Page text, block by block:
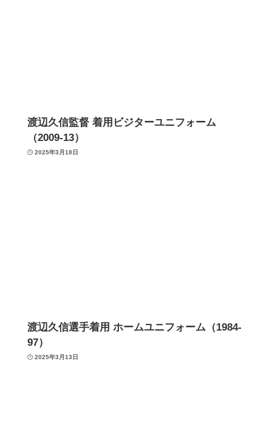
渡辺久信監督 着用ビジターユニフォーム
（2009-13）
2025年3月18日
渡辺久信選手着用 ホームユニフォーム（1984-
97）
2025年3月13日